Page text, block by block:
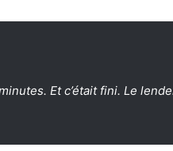
Et c’était fini. Le